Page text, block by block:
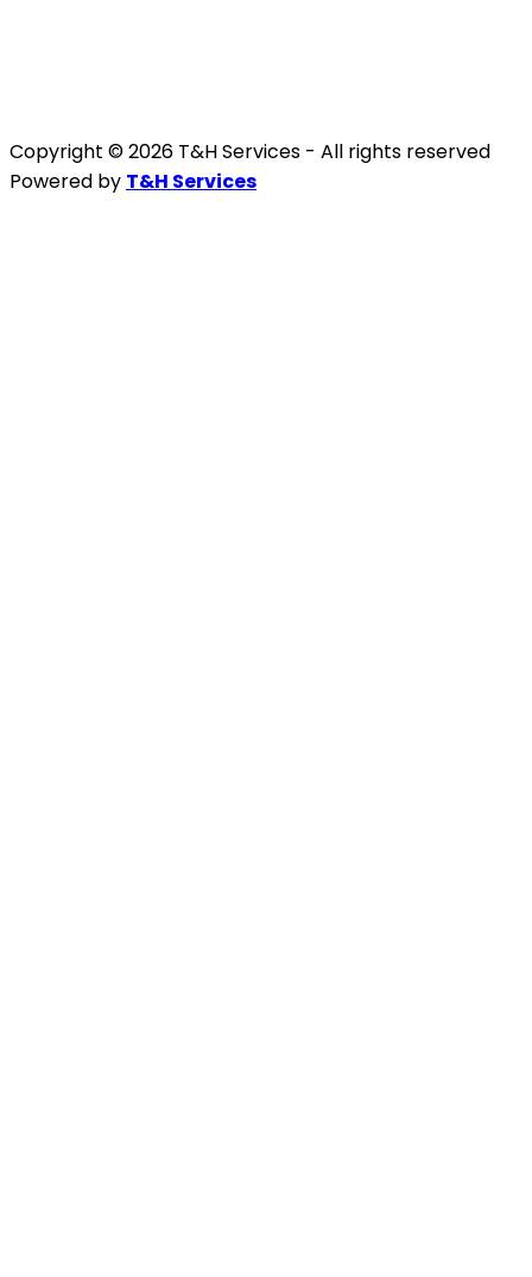
Copyright © 2026 T&H Services - All rights reserved
Powered by T&H Services